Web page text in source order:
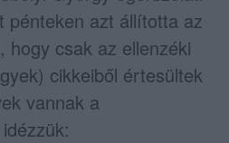
pénteken azt állította az
hogy csak az ellenzéki
cikkeiből értesültek
vannak a